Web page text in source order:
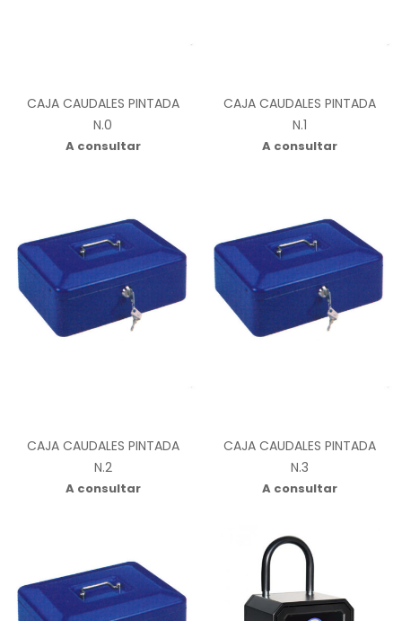
CAJA CAUDALES PINTADA
N.0
A consultar
CAJA CAUDALES PINTADA
N.1
A consultar
CAJA CAUDALES PINTADA
N.2
A consultar
CAJA CAUDALES PINTADA
N.3
A consultar